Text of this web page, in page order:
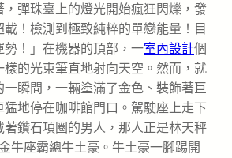
，彈珠臺上的燈光開始瘋狂閃爍，發
！檢測到極致純粹的單戀能量！目
勢！」在機器的頂部，一室內設計個
樣的光束筆直地射向天空。然而，就
瞬間，一輛塗滿了金色、裝飾著巨
猛地停在咖啡館門口。駕駛座上走下
著鑽石項圈的男人，那人正是林天秤
牛座霸總牛土豪。牛土豪一腳踢開